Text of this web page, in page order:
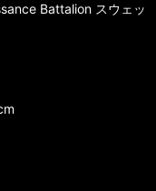
Battalion スウェッ